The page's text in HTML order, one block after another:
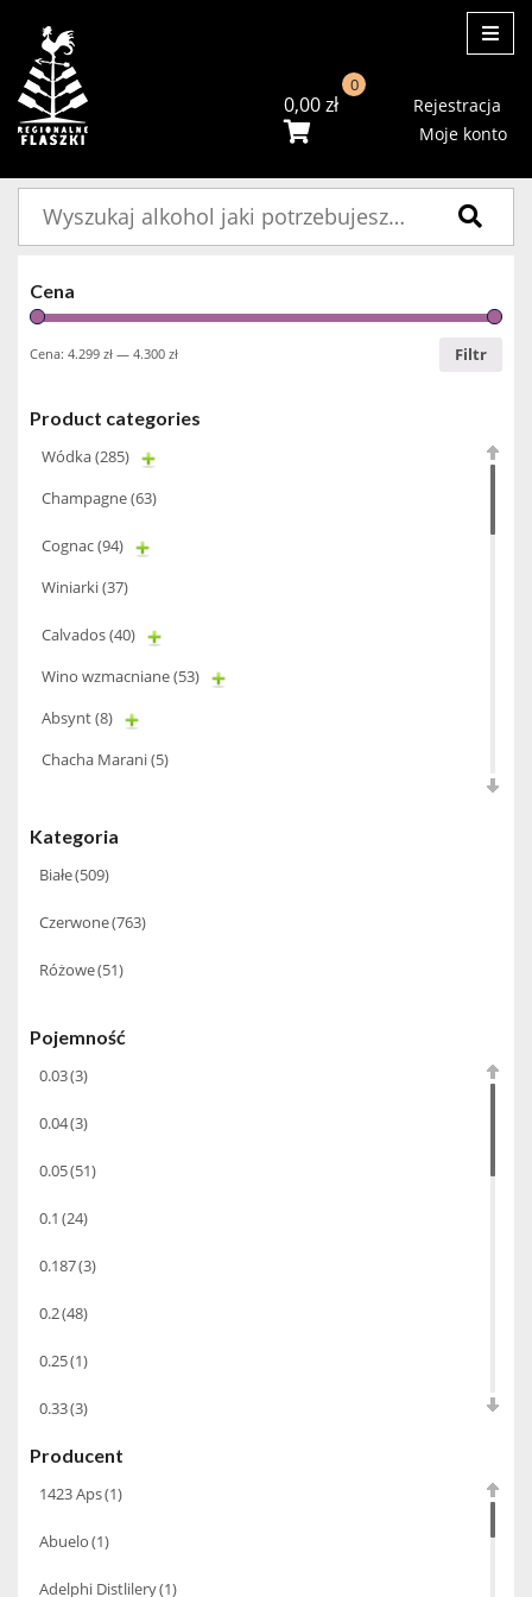
0,00zł
0
Rejestracja
Moje konto
Cena
Filtr
Cena: 4.299 zł — 4.300 zł
Product categories
Wódka(285)
Champagne(63)
Cognac(94)
Winiarki(37)
Calvados(40)
Wino wzmacniane(53)
Absynt(8)
Chacha Marani(5)
Rum(86)
Pastis
Miniaturki (124)
Tequila (26)
Piwo(10)
Grappa
Wino musujące
Nalewka
Gin (33)
Kategoria
Białe(509)
Czerwone(763)
Różowe(51)
Pojemność
0.03(3)
0.04(3)
0.05(51)
0.1 (24)
0.187(3)
0.2(48)
0.25(1)
0.33(3)
0.35(53)
0.375 (28)
0.5(213)
Producent
1423 Aps(1)
Abuelo(1)
Adelphi Distlilery(1)